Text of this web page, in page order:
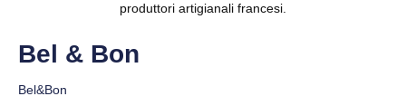
produttori artigianali francesi.
Bel & Bon
Bel&Bon